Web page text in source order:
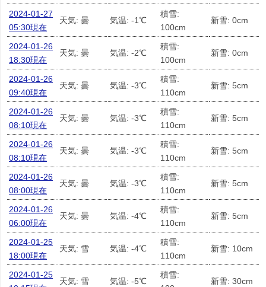
2024-01-27
05:30現在
天気: 曇 気温: -1℃
積雪:
100cm
新雪: 0cm
2024-01-26
18:30現在
天気: 曇 気温: -2℃
積雪:
100cm
新雪: 0cm
2024-01-26
09:40現在
天気: 曇 気温: -3℃
積雪:
110cm
新雪: 5cm
2024-01-26
08:10現在
天気: 曇 気温: -3℃
積雪:
110cm
新雪: 5cm
2024-01-26
08:10現在
天気: 曇 気温: -3℃
積雪:
110cm
新雪: 5cm
2024-01-26
08:00現在
天気: 曇 気温: -3℃
積雪:
110cm
新雪: 5cm
2024-01-26
06:00現在
天気: 曇 気温: -4℃
積雪:
110cm
新雪: 5cm
2024-01-25
18:00現在
天気: 雪 気温: -4℃
積雪:
110cm
新雪: 10cm
2024-01-25
天気: 雪 気温: -5℃
積雪:
新雪: 30cm